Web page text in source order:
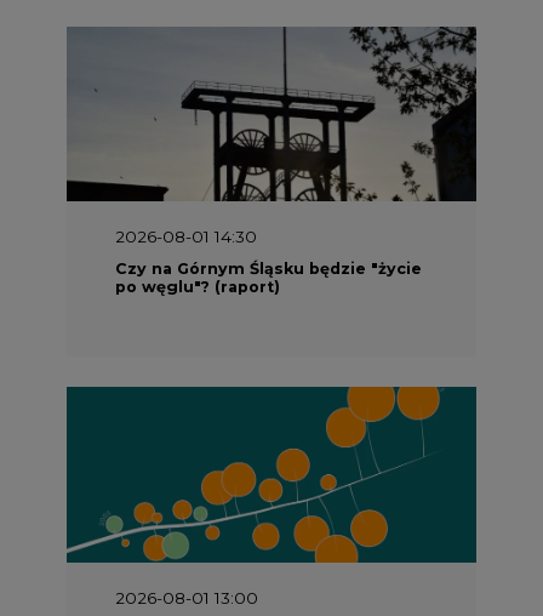
2026-08-01 14:30
Czy na Górnym Śląsku będzie "życie
po węglu"? (raport)
2026-08-01 13:00
Wyszedł ciekawy raport o stanie
klimatu w Europie